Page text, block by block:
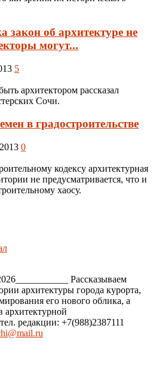
закон об архитектуре не
могут...
5
архитектором рассказал
Сочи.
в градостроительстве
0
кодексу архитектурная
не предусматривается, что и
хаосу.
Рассказываем
архитектуры города курорта,
его нового облика, а
архитектурной
редакции: +7(988)2387111